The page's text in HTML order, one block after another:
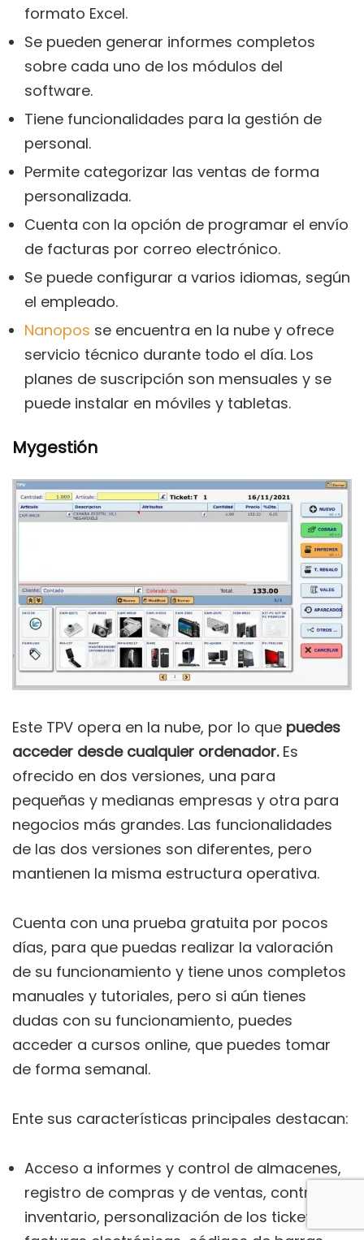
formato Excel.
Se pueden generar informes completos
sobre cada uno de los módulos del
software.
Tiene funcionalidades para la gestión de
personal.
Permite categorizar las ventas de forma
personalizada.
Cuenta con la opción de programar el envío
de facturas por correo electrónico.
Se puede configurar a varios idiomas, según
el empleado.
Nanopos se encuentra en la nube y ofrece
servicio técnico durante todo el día. Los
planes de suscripción son mensuales y se
puede instalar en móviles y tabletas.
Mygestión
Este TPV opera en la nube, por lo que puedes
acceder desde cualquier ordenador.Es
ofrecido en dos versiones, una para
pequeñas y medianas empresas y otra para
negocios más grandes. Las funcionalidades
de las dos versiones son diferentes, pero
mantienen la misma estructura operativa.
Cuenta con una prueba gratuita por pocos
días, para que puedas realizar la valoración
de su funcionamiento y tiene unos completos
manuales y tutoriales, pero si aún tienes
dudas con su funcionamiento, puedes
acceder a cursos online, que puedes tomar
de forma semanal.
Ente sus características principales destacan:
Acceso a informes y control de almacenes,
registro de compras y de ventas, control de
inventario, personalización de los tickets,